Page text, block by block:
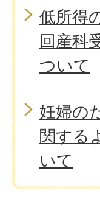
低所得
回産科
ついて
妊婦の
関する
いて